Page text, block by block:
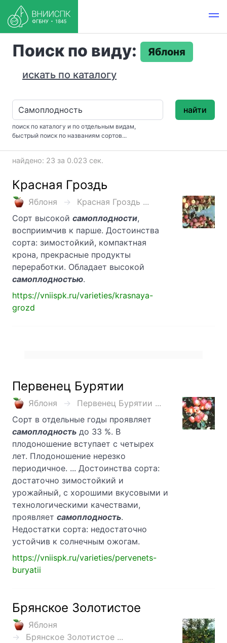
Поиск по виду:
Яблоня
искать по каталогу
поиск по каталогу и по отдельным видам,
быстрый поиск по названиям сортов...
найти
найдено: 23 за 0.023 сек.
Красная Гроздь
Яблоня
Красная Гроздь ...
Сорт высокой самоплодности,
восприимчив к парше. Достоинства
сорта: зимостойкий, компактная
крона, прекрасные продукты
переработки. Обладает высокой
самоплодностью.
https://vniispk.ru/varieties/krasnaya-
grozd
Первенец Бурятии
Яблоня
Первенец Бурятии ...
Сорт в отдельные годы проявляет
самоплодность до 33 %. В
плодоношение вступает с четырех
лет. Плодоношение нерезко
периодичное. ... Достоинства сорта:
достаточно зимостойкий и
урожайный, с хорошими вкусовыми и
технологическими качествами,
проявляет самоплодность.
Недостатки сорта: недостаточно
устойчив к солнечным ожогам.
https://vniispk.ru/varieties/pervenets-
buryatii
Брянское Золотистое
Яблоня
Брянское Золотистое ...